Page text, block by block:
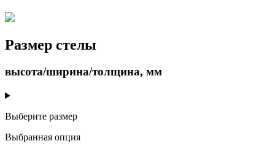
Размер стелы
высота/ширина/толщина, мм
Выберите размер
Выбранная опция